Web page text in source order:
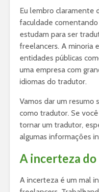
Eu lembro claramente
faculdade
estudam para ser
freelancers. A minoria
entidades públicas
uma empresa com
idiomas do tradutor.
Vamos dar um resumo
como tradutor. Se
tornar um tradutor,
algumas informações
A incerteza
A incerteza é um mal